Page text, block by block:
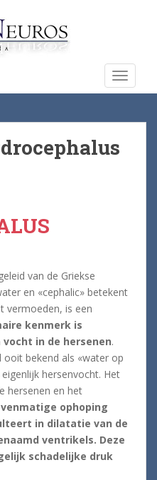
van de Griekse
en «cephalic» betekent
vermoeden, is een
kenmerk is
in de hersenen.
bekend als «water op
hersenvocht. Het
hersenen en het
ophoping
in dilatatie van de
ventrikels. Deze
schadelijke druk